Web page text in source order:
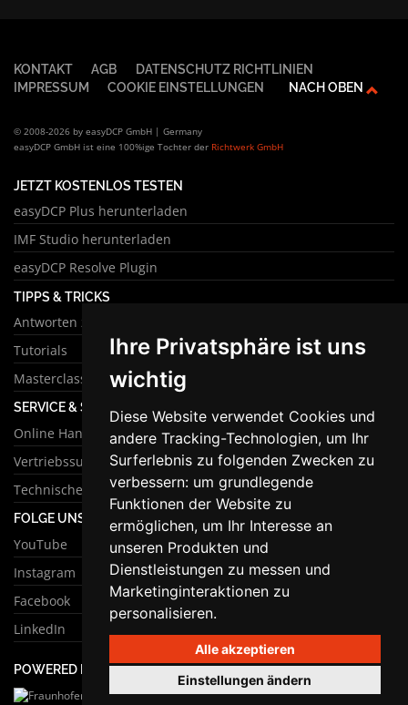
Ihre Privatsphäre ist uns
wichtig
Diese Website verwendet Cookies und
andere Tracking-Technologien, um Ihr
Surferlebnis zu folgenden Zwecken zu
verbessern: um grundlegende
Funktionen der Website zu
ermöglichen, um Ihr Interesse an
unseren Produkten und
Dienstleistungen zu messen und
Marketinginteraktionen zu
personalisieren.
Alle akzeptieren
Einstellungen ändern
KONTAKT AGB
DATENSCHUTZ RICHTLINIEN
IMPRESSUM
COOKIE EINSTELLUNGEN NACH OBEN
© 2008-2026 by easyDCP GmbH | Germany
easyDCP GmbH ist eine 100%ige Tochter der Richtwerk GmbH
JETZT KOSTENLOS TESTEN
easyDCP Plus herunterladen
IMF Studio herunterladen
easyDCP Resolve Plugin
TIPPS & TRICKS
Antworten zu häufigen Fragen
Tutorials
Masterclass
SERVICE & SUPPORT
Online Handbuch
Vertriebssupport
Technischer Support
FOLGE UNS
YouTube
Instagram
Facebook
LinkedIn
POWERED BY